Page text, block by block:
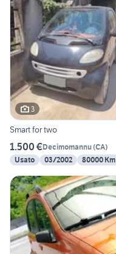
3
Smart for two
1.500 €Decimomannu(CA)
Usato
03/2002 80000 Km